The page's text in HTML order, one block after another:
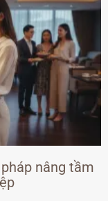
nâng tầm